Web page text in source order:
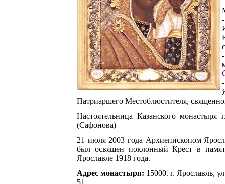
Патриаршего Местоблюстителя,
Настоятельница Казанского
(Сафонова)
21 июля 2003 года Архиепископом
был освящен поклонный Крест в
Ярославле 1918 года.
Адрес монастыря: 15000. г. Ярославль,
51